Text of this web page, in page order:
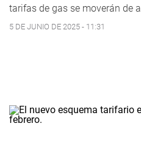
tarifas de gas se moverán de
5 DE JUNIO DE 2025 - 11:31